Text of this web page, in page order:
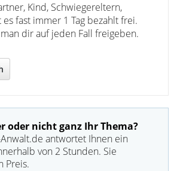
Kind, Schwiegereltern,
fast immer 1 Tag bezahlt frei.
dir auf jeden Fall freigeben.
oder nicht ganz Ihr Thema?
antwortet Ihnen ein
von 2 Stunden. Sie
Preis.